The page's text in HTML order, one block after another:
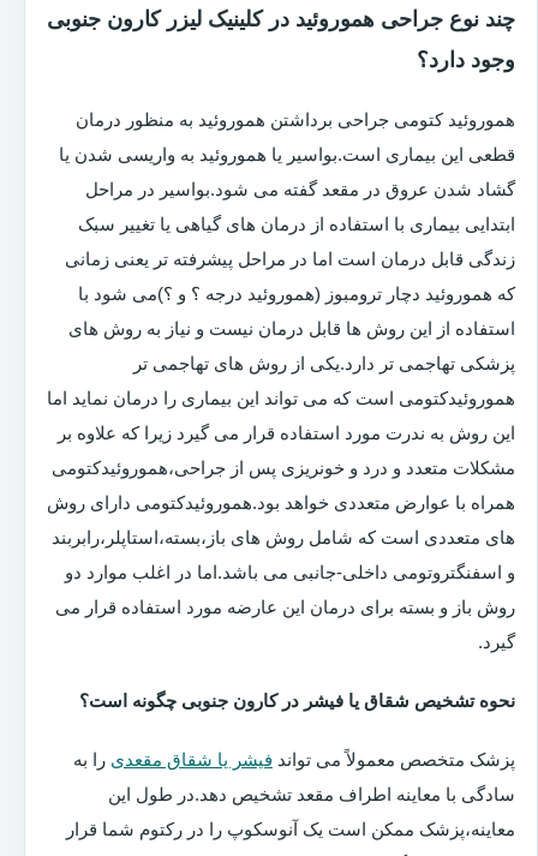
چند نوع جراحی هموروئید در کلینیک لیزر کارون جنوبی
وجود دارد؟
هموروئید کتومی جراحی برداشتن هموروئید به منظور درمان
قطعی این بیماری است.بواسیر یا هموروئید به واریسی شدن یا
گشاد شدن عروق در مقعد گفته می شود.بواسیر در مراحل
ابتدایی بیماری با استفاده از درمان های گیاهی یا تغییر سبک
زندگی قابل درمان است اما در مراحل پیشرفته تر یعنی زمانی
که هموروئید دچار ترومبوز (هموروئید درجه ؟ و ؟)می شود با
استفاده از این روش ها قابل درمان نیست و نیاز به روش های
پزشکی تهاجمی تر دارد.یکی از روش های تهاجمی تر
هموروئیدکتومی است که می تواند این بیماری را درمان نماید اما
این روش به ندرت مورد استفاده قرار می گیرد زیرا که علاوه بر
مشکلات متعدد و درد و خونریزی پس از جراحی،هموروئیدکتومی
همراه با عوارض متعددی خواهد بود.هموروئیدکتومی دارای روش
های متعددی است که شامل روش های باز،بسته،استاپلر،رابربند
و اسفنگتروتومی داخلی-جانبی می باشد.اما در اغلب موارد دو
روش باز و بسته برای درمان این عارضه مورد استفاده قرار می
گیرد.
نحوه تشخیص شقاق یا فیشر در کارون جنوبی چگونه است؟
پزشک متخصص معمولاً می تواند فیشر یا شقاق مقعدی را به
سادگی با معاینه اطراف مقعد تشخیص دهد.در طول این
معاینه،پزشک ممکن است یک آنوسکوپ را در رکتوم شما قرار